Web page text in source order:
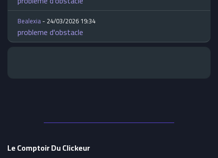
Bealexia- 24/03/2026 19:34
probleme d'obstacle
Le Comptoir Du Clickeur